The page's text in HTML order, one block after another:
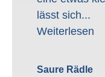
lässt sich...
Weiterlesen
Saure Rädle